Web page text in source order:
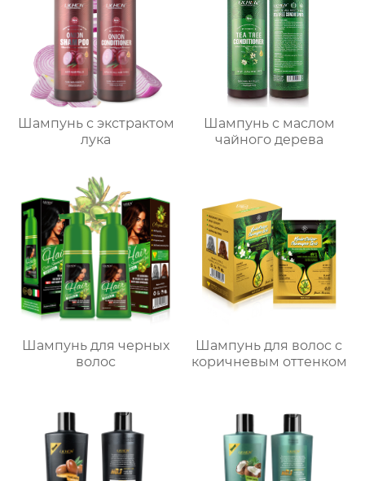
Шампунь с экстрактом
лука
Шампунь с маслом
чайного дерева
Шампунь для черных
волос
Шампунь для волос с
коричневым оттенком